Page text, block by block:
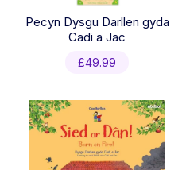
Pecyn Dysgu Darllen gyda
Cadi a Jac
£49.99